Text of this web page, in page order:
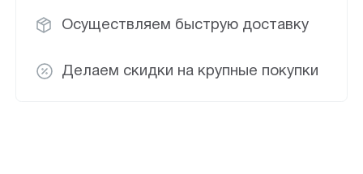
Осуществляем быструю доставку
Делаем скидки на крупные покупки